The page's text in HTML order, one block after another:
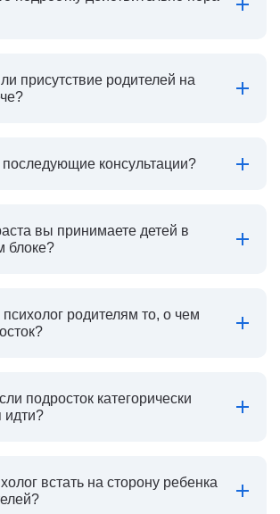
присутствие родителей на
последующие консультации?
вы принимаете детей в
блоке?
психолог родителям то, о чем
подросток категорически
идти?
встать на сторону ребенка